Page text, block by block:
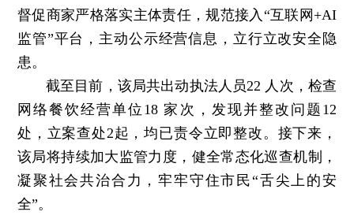
督促商家严格落实主体责任，规范接入“互联网+AI
监管”平台，主动公示经营信息，立行立改安全隐
患。
截至目前，该局共出动执法人员22 人次，检查
网络餐饮经营单位18 家次，发现并整改问题12
处，立案查处2起，均已责令立即整改。接下来，
该局将持续加大监管力度，健全常态化巡查机制，
凝聚社会共治合力，牢牢守住市民“舌尖上的安
全”。